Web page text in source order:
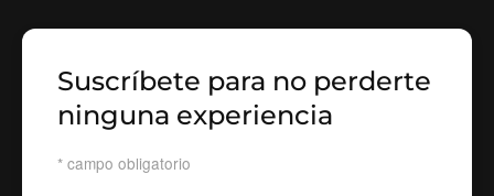
Suscríbete para no perderte
ninguna experiencia
* campo obligatorio